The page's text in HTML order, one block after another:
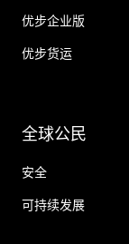
优步企业版
优步货运
全球公民
安全
可持续发展